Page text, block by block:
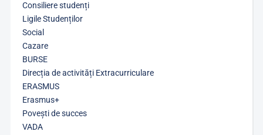
Consiliere studenți
Ligile Studenților
Social
Cazare
BURSE
Direcția de activități Extracurriculare
ERASMUS
Erasmus+
Povești de succes
VADA